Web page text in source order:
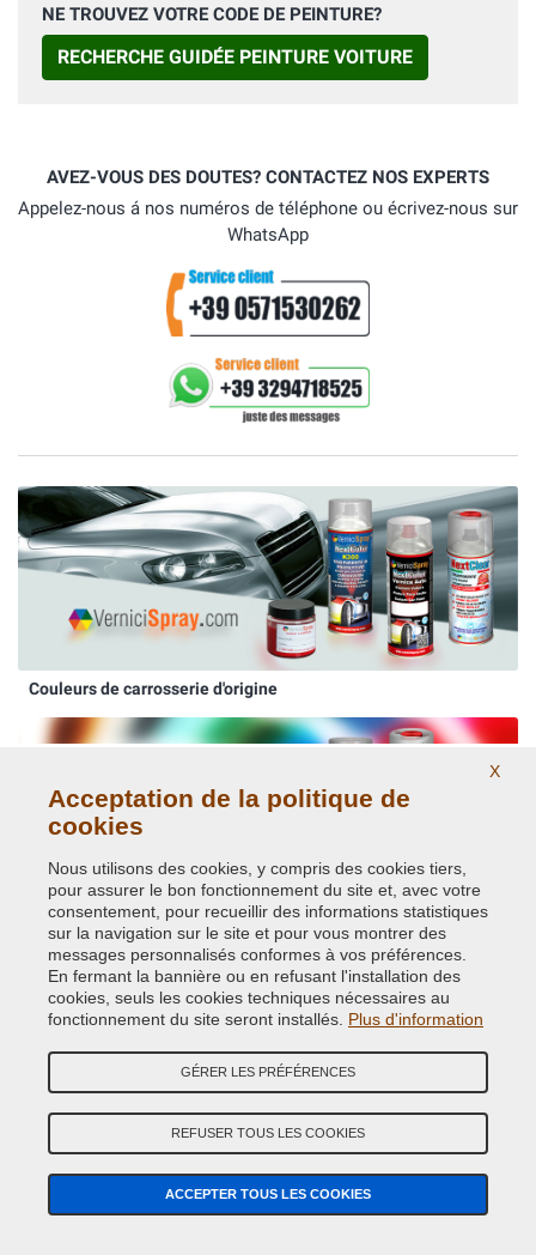
NE TROUVEZ VOTRE CODE DE PEINTURE?
RECHERCHE GUIDÉE PEINTURE VOITURE
AVEZ-VOUS DES DOUTES? CONTACTEZ NOS EXPERTS
Appelez-nous á nos numéros de téléphone ou écrivez-nous sur
WhatsApp
Couleurs de carrosserie d'origine
Peintures Ral brillantes et opaques.
Peintures et pigments phosphorescents
X
Acceptation de la politique de
cookies
Nous utilisons des cookies, y compris des cookies tiers,
pour assurer le bon fonctionnement du site et, avec votre
consentement, pour recueillir des informations statistiques
sur la navigation sur le site et pour vous montrer des
messages personnalisés conformes à vos préférences.
En fermant la bannière ou en refusant l'installation des
cookies, seuls les cookies techniques nécessaires au
fonctionnement du site seront installés. Plus d'information
GÉRER LES PRÉFÉRENCES
REFUSER TOUS LES COOKIES
ACCEPTER TOUS LES COOKIES